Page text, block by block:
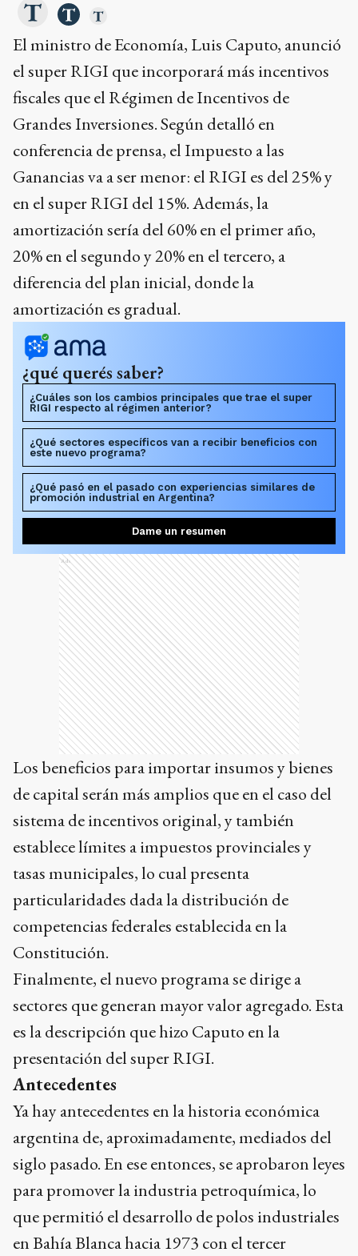
El ministro de Economía, Luis Caputo, anunció
el super RIGI que incorporará más incentivos
fiscales que el Régimen de Incentivos de
Grandes Inversiones. Según detalló en
conferencia de prensa, el Impuesto a las
Ganancias va a ser menor: el RIGI es del 25% y
en el super RIGI del 15%. Además, la
amortización sería del 60% en el primer año,
20% en el segundo y 20% en el tercero, a
diferencia del plan inicial, donde la
amortización es gradual.
¿qué querés saber?
¿Cuáles son los cambios principales que trae el super
RIGI respecto al régimen anterior?
¿Qué sectores específicos van a recibir beneficios con
este nuevo programa?
¿Qué pasó en el pasado con experiencias similares de
promoción industrial en Argentina?
Dame un resumen
Ads
Los beneficios para importar insumos y bienes
de capital serán más amplios que en el caso del
sistema de incentivos original, y también
establece límites a impuestos provinciales y
tasas municipales, lo cual presenta
particularidades dada la distribución de
competencias federales establecida en la
Constitución.
Finalmente, el nuevo programa se dirige a
sectores que generan mayor valor agregado. Esta
es la descripción que hizo Caputo en la
presentación del super RIGI.
Antecedentes
Ya hay antecedentes en la historia económica
argentina de, aproximadamente, mediados del
siglo pasado. En ese entonces, se aprobaron leyes
para promover la industria petroquímica, lo
que permitió el desarrollo de polos industriales
en Bahía Blanca hacia 1973 con el tercer